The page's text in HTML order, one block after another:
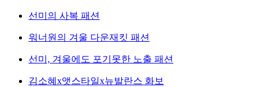
선미의 사복 패션
워너원의 겨울 다운재킷 패션
선미, 겨울에도 포기못한 노출 패션
김소혜x앳스타일x뉴발란스 화보